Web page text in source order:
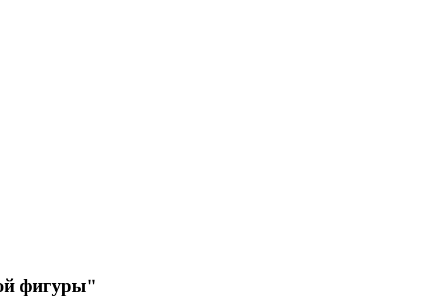
фигуры"